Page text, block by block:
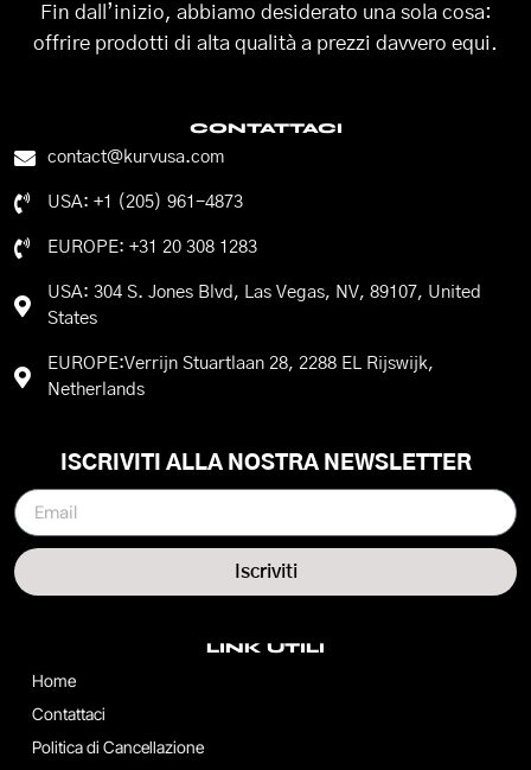
Fin dall’inizio, abbiamo desiderato una sola cosa:
offrire prodotti di alta qualità a prezzi davvero equi.
CONTATTACI
contact@kurvusa.com
USA: +1 (205) 961-4873
EUROPE: +31 20 308 1283
USA: 304 S. Jones Blvd, Las Vegas, NV, 89107, United
States
EUROPE:Verrijn Stuartlaan 28, 2288 EL Rijswijk,
Netherlands
LINK UTILI
Home
Contattaci
Politica di Cancellazione
ISCRIVITI ALLA NOSTRA NEWSLETTER
Iscriviti